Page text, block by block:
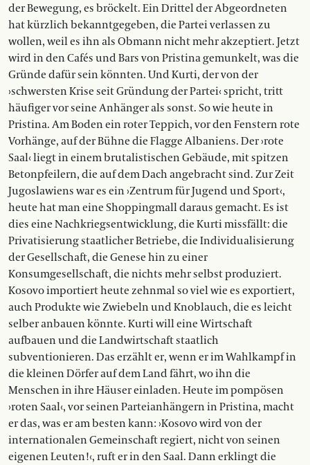
der Bewegung, es bröckelt. Ein Drittel der Abgeordneten
hat kürzlich bekanntgegeben, die Partei verlassen zu
wollen, weil es ihn als Obmann nicht mehr akzeptiert. Jetzt
wird in den Cafés und Bars von Pristina gemunkelt, was die
Gründe dafür sein könnten. Und Kurti, der von der
›schwersten Krise seit Gründung der Partei‹ spricht, tritt
häufiger vor seine Anhänger als sonst. So wie heute in
Pristina. Am Boden ein roter Teppich, vor den Fenstern rote
Vorhänge, auf der Bühne die Flagge Albaniens. Der ›rote
Saal‹ liegt in einem brutalistischen Gebäude, mit spitzen
Betonpfeilern, die auf dem Dach angebracht sind. Zur Zeit
Jugoslawiens war es ein ›Zentrum für Jugend und Sport‹,
heute hat man eine Shoppingmall daraus gemacht. Es ist
dies eine Nachkriegsentwicklung, die Kurti missfällt: die
Privatisierung staatlicher Betriebe, die Individualisierung
der Gesellschaft, die Genese hin zu einer
Konsumgesellschaft, die nichts mehr selbst produziert.
Kosovo importiert heute zehnmal so viel wie es exportiert,
auch Produkte wie Zwiebeln und Knoblauch, die es leicht
selber anbauen könnte. Kurti will eine Wirtschaft
aufbauen und die Landwirtschaft staatlich
subventionieren. Das erzählt er, wenn er im Wahlkampf in
die kleinen Dörfer auf dem Land fährt, wo ihn die
Menschen in ihre Häuser einladen. Heute im pompösen
›roten Saal‹, vor seinen Parteianhängern in Pristina, macht
er das, was er am besten kann: ›Kosovo wird von der
internationalen Gemeinschaft regiert, nicht von seinen
eigenen Leuten!‹, ruft er in den Saal. Dann erklingt die